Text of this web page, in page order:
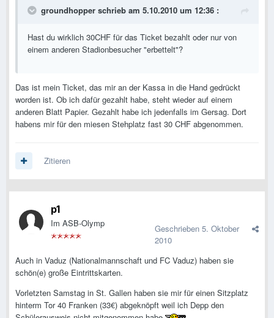
groundhopper schrieb am 5.10.2010 um 12:36 :
Hast du wirklich 30CHF für das Ticket bezahlt oder nur von
einem anderen Stadionbesucher "erbettelt"?
Das ist mein Ticket, das mir an der Kassa in die Hand gedrückt
worden ist. Ob ich dafür gezahlt habe, steht wieder auf einem
anderen Blatt Papier. Gezahlt habe ich jedenfalls im Gersag. Dort
habens mir für den miesen Stehplatz fast 30 CHF abgenommen.
Zitieren
p1
Im ASB-Olymp Geschrieben 5. Oktober
2010
Auch in Vaduz (Nationalmannschaft und FC Vaduz) haben sie
schön(e) große Eintrittskarten.
Vorletzten Samstag in St. Gallen haben sie mir für einen Sitzplatz
hinterm Tor 40 Franken (33€) abgeknöpft weil ich Depp den